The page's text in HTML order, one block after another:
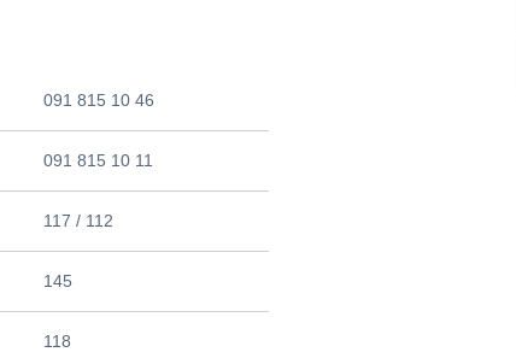
091 815 10 46
091 815 10 11
117 / 112
145
118